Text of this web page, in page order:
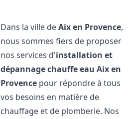
Dans la ville deAix en Provence,
nous sommes fiers de proposer
nos services d'installation et
dépannage chauffe eau Aix en
Provence pour répondre à tous
vos besoins en matière de
chauffage et de plomberie. Nos